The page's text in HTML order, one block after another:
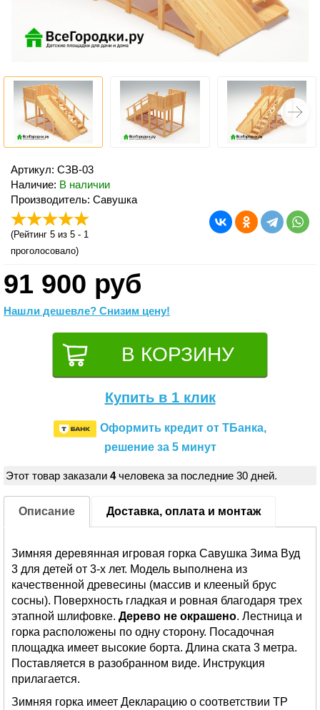
Артикул: СЗВ-03
Наличие: В наличии
Производитель: Савушка
(Рейтинг 5 из 5 - 1
проголосовало)
91 900 руб
Нашли дешевле? Снизим цену!
Купить в 1 клик
Оформить кредит от ТБанка,
решение за 5 минут
Этот товар заказали 4человека за последние 30 дней.
Описание Доставка, оплата и монтаж
Зимняя деревянная игровая горка Савушка Зима Вуд
3 для детей от 3-х лет. Модель выполнена из
качественной древесины (массив и клееный брус
сосны). Поверхность гладкая и ровная благодаря трех
этапной шлифовке. Дерево не окрашено. Лестница и
горка расположены по одну сторону. Посадочная
площадка имеет высокие борта. Длина ската 3 метра.
Поставляется в разобранном виде. Инструкция
прилагается.
Зимняя горка имеет Декларацию о соответствии ТР